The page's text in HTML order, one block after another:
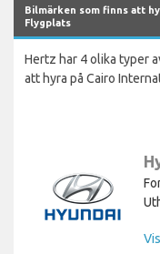
Bilmärken som finns att
Flygplats
Hertz har 4 olika typer
att hyra på Cairo